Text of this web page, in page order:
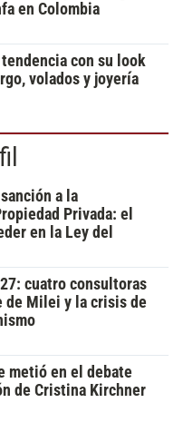
en Colombia
con su look
volados y joyería
a la
Privada: el
en la Ley del
cuatro consultoras
de Milei y la crisis de
metió en el debate
de Cristina Kirchner